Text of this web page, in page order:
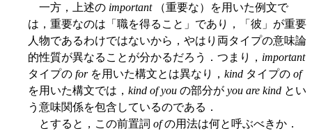
一方，上述の important（重要な）を用いた例文で
は，重要なのは「職を得ること」であり，「彼」が重要
人物であるわけではないから，やはり両タイプの意味論
的性質が異なることが分かるだろう．つまり， important
タイプの forを用いた構文とは異なり， kind タイプの of
を用いた構文では， kind of you の部分が you are kind とい
う意味関係を包含しているのである．
とすると，この前置詞 ofの用法は何と呼ぶべきか．